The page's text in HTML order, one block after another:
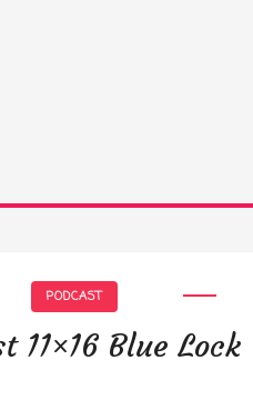
PODCAST
11×16 Blue Lock